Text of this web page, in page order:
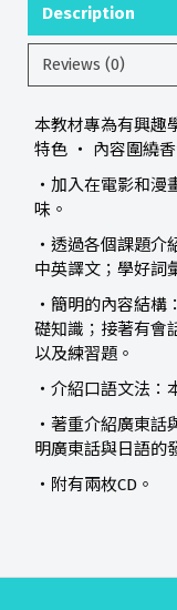
Description
Reviews (0)
本教材專為有興趣
特色 ‧ 內容圍繞香
‧加入在電影和漫
味。
‧透過各個課題介
中英譯文；學好詞
‧簡明的內容結構
礎知識；接著有會
以及練習題。
‧介紹口語文法：
‧著重介紹廣東話
明廣東話與日語的
‧附有兩枚CD。